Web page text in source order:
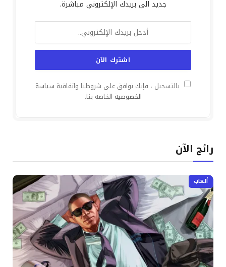
جديد الى بريدك الإلكتروني مباشرة.
بالتسجيل ، فإنك توافق على شروطنا واتفاقية سياسة
الخصوصية الخاصة بنا.
رائج الآن
ألعاب